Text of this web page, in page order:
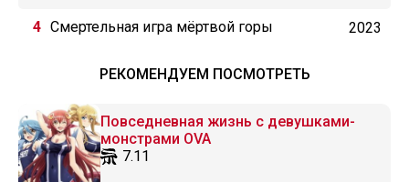
скитаюсь по лабиринту
Смертельная игра мёртвой горы 2023
РЕКОМЕНДУЕМ ПОСМОТРЕТЬ
Повседневная жизнь с девушками-
монстрами OVA
7.11